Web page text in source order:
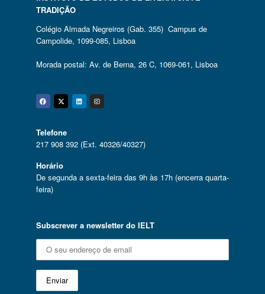
TRADIÇÃO
Colégio Almada Negreiros (Gab. 355) Campus de
Campolide, 1099-085, Lisboa
Morada postal: Av. de Berna, 26 C, 1069-061, Lisboa
Facebook
Twitter
Linkedin
Instagram
Telefone
217 908 392 (Ext. 40326/40327)
Horário
De segunda a sexta-feira das 9h às 17h (encerra quarta-
feira)
Subscrever a newsletter do IELT